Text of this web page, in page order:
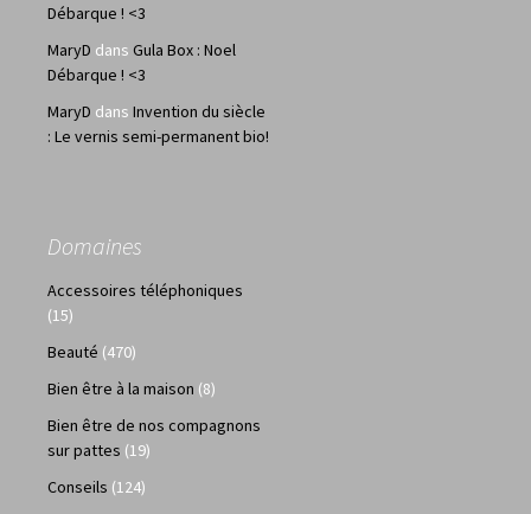
Débarque ! <3
MaryD dans Gula Box : Noel
Débarque ! <3
MaryD dans Invention du siècle
: Le vernis semi-permanent bio!
Domaines
Accessoires téléphoniques
(15)
Beauté (470)
Bien être à la maison (8)
Bien être de nos compagnons
sur pattes (19)
Conseils (124)